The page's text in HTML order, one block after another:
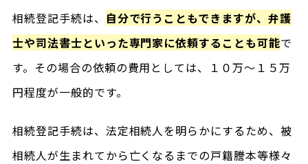
相続登記手続は、 自分で行うこともできますが、弁護
士や司法書士といった専門家に依頼することも可能で
す。その場合の依頼の費用としては、１０万～１５万
円程度が一般的です。
相続登記手続は、法定相続人を明らかにするため、被
相続人が生まれてから亡くなるまでの戸籍謄本等様々